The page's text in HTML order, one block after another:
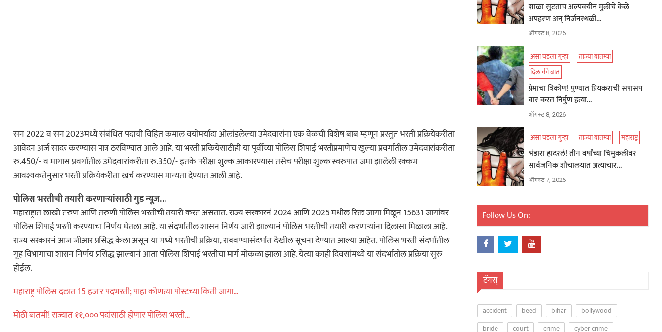
सन 2022 व सन 2023मध्ये संबंधित पदाची विहित कमाल वयोमर्यादा ओलांडलेल्या उमेदवारांना एक वेळची विशेष बाब म्हणून प्रस्तुत भरती प्रक्रियेकरीता
आवेदन अर्ज सादर करण्यास पात्र ठरविण्यात आले आहे. या भरती प्रकियेसाठीही या पूर्वीच्या पोलिस शिपाई भरतीप्रमाणेच खुल्या प्रवर्गातील उमेदवारांकरीता
रु.450/- व मागास प्रवर्गातील उमेदवारांकरीता रु.350/- इतके परीक्षा शुल्क आकारण्यास तसेच परीक्षा शुल्क स्वरुपात जमा झालेली रक्कम
आवश्यकतेनुसार भरती प्रक्रियेकरीता खर्च करण्यास मान्यता देण्यात आली आहे.
पोलिस भरतीची तयारी करणाऱ्यांसाठी गुड न्यूज…
महाराष्ट्रात लाखो तरुण आणि तरुणी पोलिस भरतीची तयारी करत असतात. राज्य सरकारनं 2024 आणि 2025 मधील रिक्त जागा मिळून 15631 जागांवर
पोलिस शिपाई भरती करण्याचा निर्णय घेतला आहे. या संदर्भातील शासन निर्णय जारी झाल्यानं पोलिस भरतीची तयारी करणाऱ्यांना दिलासा मिळाला आहे.
राज्य सरकारनं आज जीआर प्रसिद्ध केला असून या मध्ये भरतीची प्रक्रिया, राबवण्यासंदर्भात देखील सूचना देण्यात आल्या आहेत. पोलिस भरती संदर्भातील
गृह विभागाचा शासन निर्णय प्रसिद्ध झाल्यानं आता पोलिस शिपाई भरतीचा मार्ग मोकळा झाला आहे. येत्या काही दिवसांमध्ये या संदर्भातील प्रक्रिया सुरु
होईल.
महाराष्ट्र पोलिस दलात 15 हजार पदभरती; पाहा कोणत्या पोस्टच्या किती जागा…
मोठी बातमी! राज्यात ११,००० पदांसाठी होणार पोलिस भरती…
शाळा सुटताच अल्पवयीन मुलीचे केले
अपहरण अन् निर्जनस्थळी…
ऑगस्ट 8, 2026
असा घडला गुन्हा
ताज्या बातम्या
दिल की बात
प्रेमाचा त्रिकोण! पुण्यात प्रियकराची सपासप
वार करत निर्घुण हत्या…
ऑगस्ट 8, 2026
असा घडला गुन्हा ताज्या बातम्या महाराष्ट्र
भंडारा हादरलं! तीन वर्षांच्या चिमुकलीवर
सार्वजनिक शौचालयात अत्याचार…
ऑगस्ट 7, 2026
Follow Us On:
टॅगस्
accident beed bihar
bollywood
bride
court crime cyber crime